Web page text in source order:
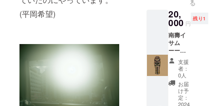
(平岡希望)
知らな
いけれ
ど、ボ
クは何
かそん
なきっ
かけに
なった
ら良い
なと
思って
いる。
応援し
だ言葉
をもっ
と読ん
でみた
いと強
く思
う。
ものは
そもそ
も、そ
ういう
ものな
のかも
しれな
いと思
わされ
る。こ
れから
毎月楽
い。で
も影響
はあっ
て、と
いう初
めての
感触の
小説
だっ
た。私
が読ん
で来た
東京で
こんな
こと
が。」
みたい
な感じ
で、そ
の人
は、人
生を
ちょっ
とふみ
姿を
「目
撃」し
まし
た。緩
やかに
流れる
荒川と
隅田川
の分か
れる場
所、青
片隅」
特別割
引チ
ケット
ーーー
ーー 応
援コメ
ント：
田中義
樹 - 自
分が何
か書か
る
20,
000 円
残り1
南壽イ
サム
ーーー
ーー
●『平岡
手帖』
定期購
読_12ヶ
月 ＋ ●
支援
者：
0人
お届
け予
定：
2024